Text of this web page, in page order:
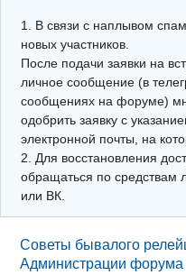
Поиск релейщика
Видео РЗиА
Фотохостинг
Телеграм
1. В связи с наплывом
новых участников.
После подачи заявки на
личное сообщение (в
сообщениях на форуме)
одобрить заявку с
электронной почты, на
2. Для восстановления
обращаться по средствам
или ВК.
Советы бывалого
Администрации форума